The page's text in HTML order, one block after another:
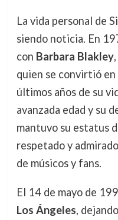
La vida personal de
siendo noticia. En
con Barbara Blakley
quien se convirtió
últimos años de su
avanzada edad y su
mantuvo su estatus
respetado y
de músicos y fans.
El 14 de mayo de
Los Ángeles,